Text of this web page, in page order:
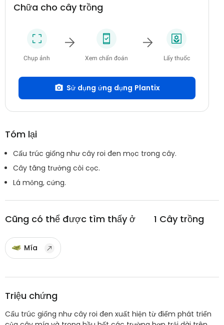
Chữa cho cây trồng
Chụp ảnh Xem chẩn đoán Lấy thuốc
Sử dụng ứng dụng Plantix
Tóm lại
Cấu trúc giống như cây roi đen mọc trong cây.
Cây tăng trưởng còi cọc.
Lá mỏng, cứng.
Cũng có thể được tìm thấy ở 1 Cây trồng
Mía
Triệu chứng
Cấu trúc giống như cây roi đen xuất hiện từ điểm phát triển